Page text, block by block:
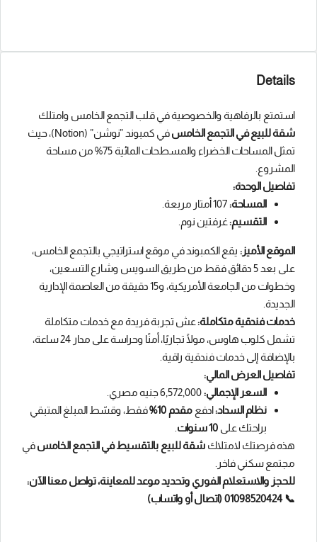
Details
استمتع بالرفاهية والخصوصية في قلب التجمع الخامس وامتلك
شقة للبيع في التجمع الخامس
في كمبوند ”نوشن” (Notion)، حيث
تمثل المساحات الخضراء والمسطحات المائية 75% من مساحة
المشروع.
تفاصيل الوحدة:
المساحة:
التقسيم:غرفتين نوم.
الموقع الأميز: يقع الكمبوند في موقع استراتيجي بالتجمع الخامس،
على بعد 5 دقائق فقط من طريق السويس وشارع التسعين،
وخطوات من الجامعة الأمريكية، و15 دقيقة من العاصمة الإدارية
الجديدة.
خدمات فندقية متكاملة:عش تجربة فريدة مع خدمات متكاملة
تشمل كلوب هاوس، مولًا تجاريًا، أمنًا وحراسة على مدار 24 ساعة،
بالإضافة إلى خدمات فندقية راقية.
تفاصيل العرض المالي:
السعر الإجمالي:
نظام السداد:ادفع مقدم 10%
فقط، وقسّط المبلغ المتبقي
براحتك على 10 سنوات
هذه فرصتك لامتلاك شقة للبيع بالتقسيط في التجمع الخامسفي
مجتمع سكني فاخر.
للحجز والاستعلام الفوري وتحديد موعد للمعاينة، تواصل معنا الآن:
📞 01098520424 (اتصال أو واتساب)